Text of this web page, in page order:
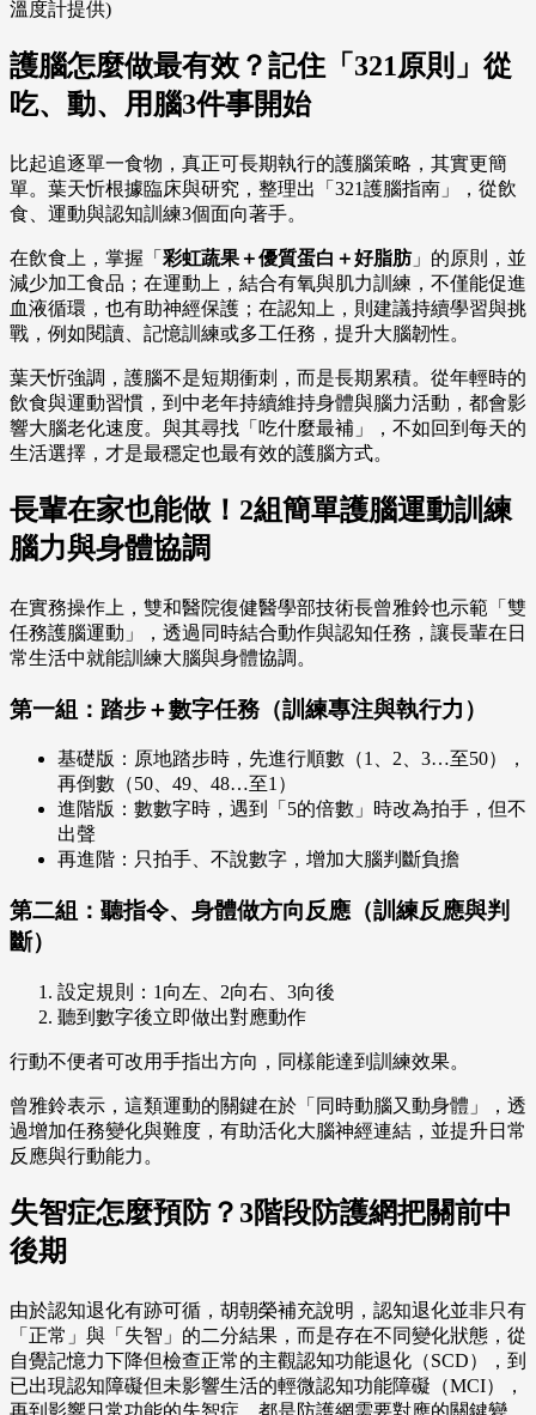
溫度計提供)
護腦怎麼做最有效？記住「321原則」從
吃、動、用腦3件事開始
比起追逐單一食物，真正可長期執行的護腦策略，其實更簡
單。葉天忻根據臨床與研究，整理出「321護腦指南」，從飲
食、運動與認知訓練3個面向著手。
在飲食上，掌握「 彩虹蔬果＋優質蛋白＋好脂肪」的原則，並
減少加工食品；在運動上，結合有氧與肌力訓練，不僅能促進
血液循環，也有助神經保護；在認知上，則建議持續學習與挑
戰，例如閱讀、記憶訓練或多工任務，提升大腦韌性。
葉天忻強調，護腦不是短期衝刺，而是長期累積。從年輕時的
飲食與運動習慣，到中老年持續維持身體與腦力活動，都會影
響大腦老化速度。與其尋找「吃什麼最補」，不如回到每天的
生活選擇，才是最穩定也最有效的護腦方式。
長輩在家也能做！2組簡單護腦運動訓練
腦力與身體協調
在實務操作上，雙和醫院復健醫學部技術長曾雅鈴也示範「雙
任務護腦運動」，透過同時結合動作與認知任務，讓長輩在日
常生活中就能訓練大腦與身體協調。
第一組：踏步＋數字任務（訓練專注與執行力）
基礎版：原地踏步時，先進行順數（1、2、3…至50），
再倒數（50、49、48…至1）
進階版：數數字時，遇到「5的倍數」時改為拍手，但不
出聲
再進階：只拍手、不說數字，增加大腦判斷負擔
第二組：聽指令、身體做方向反應（訓練反應與判
斷）
設定規則：1向左、2向右、3向後
聽到數字後立即做出對應動作
行動不便者可改用手指出方向，同樣能達到訓練效果。
曾雅鈴表示，這類運動的關鍵在於「同時動腦又動身體」，透
過增加任務變化與難度，有助活化大腦神經連結，並提升日常
反應與行動能力。
失智症怎麼預防？3階段防護網把關前中
後期
由於認知退化有跡可循，胡朝榮補充說明，認知退化並非只有
「正常」與「失智」的二分結果，而是存在不同變化狀態，從
自覺記憶力下降但檢查正常的主觀認知功能退化（SCD），到
已出現認知障礙但未影響生活的輕微認知功能障礙（MCI），
再到影響日常功能的失智症，都是防護網需要對應的關鍵變